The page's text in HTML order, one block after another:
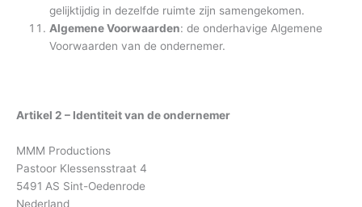
gelijktijdig in dezelfde ruimte zijn samengekomen.
Algemene Voorwaarden: de onderhavige Algemene
Voorwaarden van de ondernemer.
Artikel 2 – Identiteit van de ondernemer
MMM Productions
Pastoor Klessensstraat 4
5491 AS Sint-Oedenrode
Nederland